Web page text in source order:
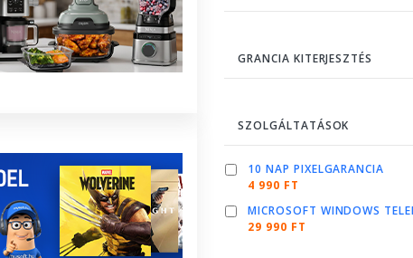
GRANCIA KITERJESZTÉS
SZOLGÁLTATÁSOK
10 NAP PIXELGARANCIA
4 990 FT
MICROSOFT WINDOWS
29 990 FT